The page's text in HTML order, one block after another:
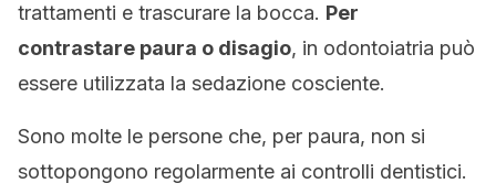
trattamenti e trascurare la bocca. Per
contrastare paura o disagio, in odontoiatria può
essere utilizzata la sedazione cosciente.
Sono molte le persone che, per paura, non si
sottopongono regolarmente ai controlli dentistici.